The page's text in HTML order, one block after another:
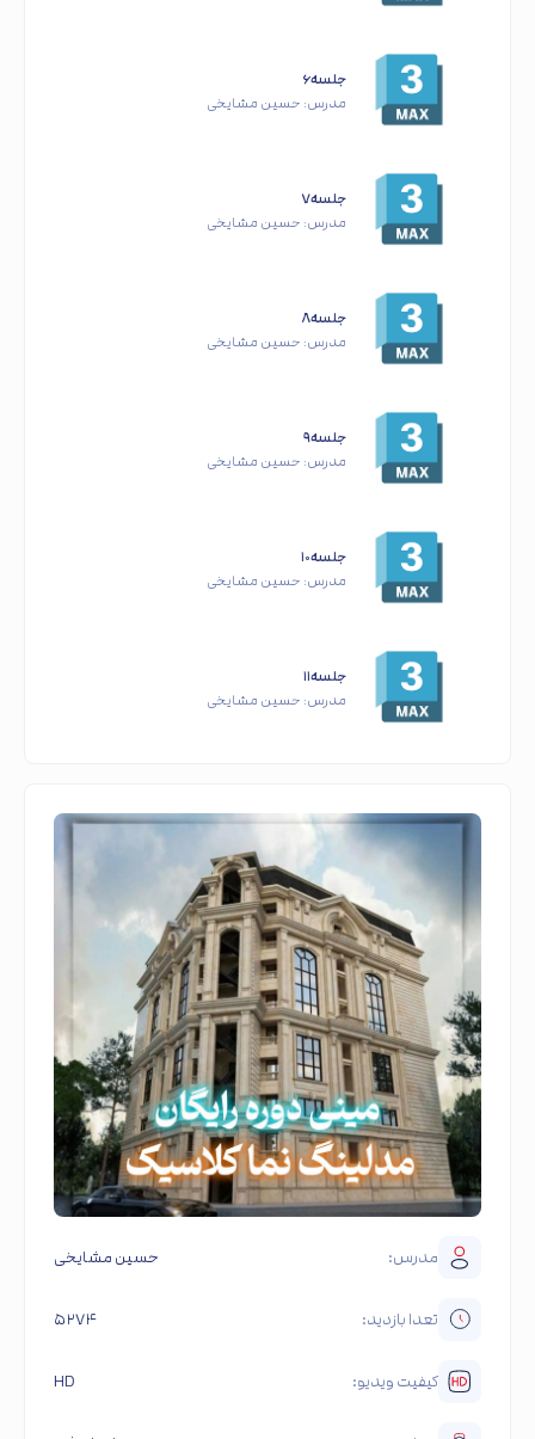
جلسه۶
مدرس: حسین مشایخی
جلسه۷
مدرس: حسین مشایخی
جلسه۸
مدرس: حسین مشایخی
جلسه۹
مدرس: حسین مشایخی
جلسه۱۰
مدرس: حسین مشایخی
جلسه۱۱
مدرس: حسین مشایخی
مدرس: حسین مشایخی
تعدا بازدید: ۵۲۷۴
کیفیت ویدیو: HD